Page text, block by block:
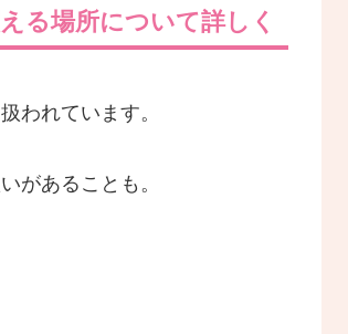
る場所について詳しく
われています。
があることも。